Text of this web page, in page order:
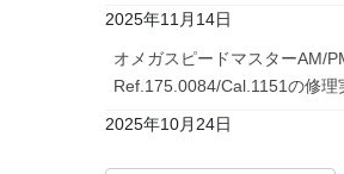
2025年11月14日
オメガスピードマスターAM/
Ref.175.0084/Cal.1151の修理
2025年10月24日